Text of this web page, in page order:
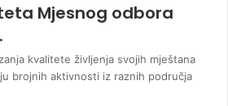
Mjesnog odbora
kvalitete življenja svojih mještana
brojnih aktivnosti iz raznih područja